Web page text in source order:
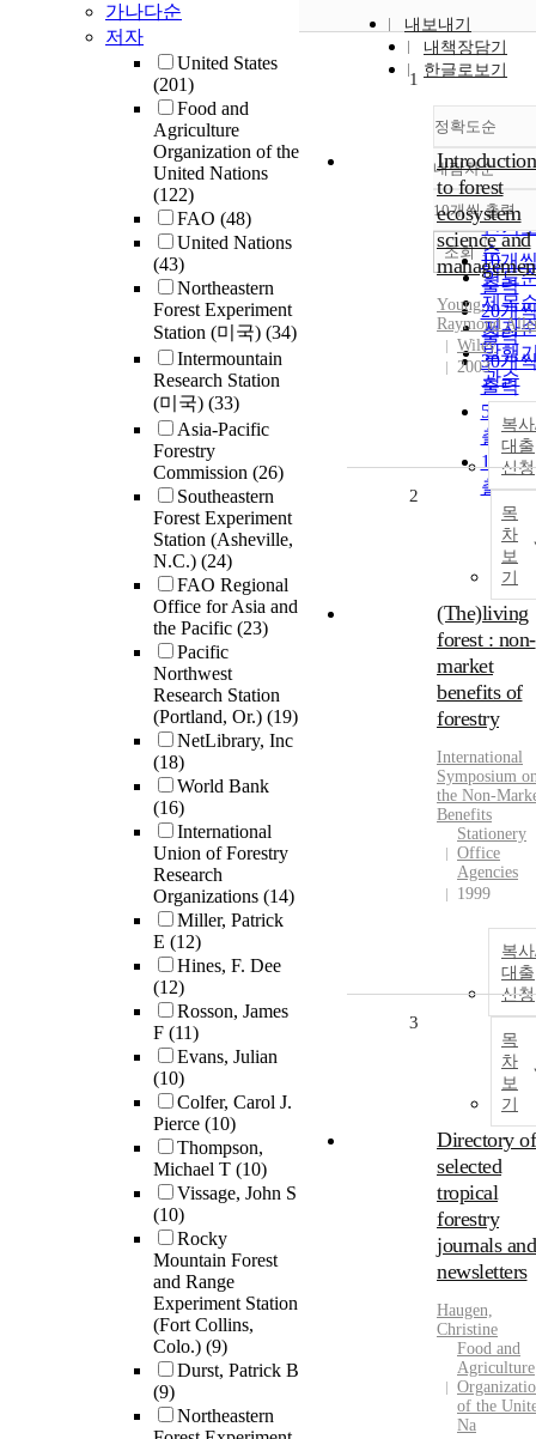
가나다순
저자
United States
(201)
Food and
Agriculture
Organization of the
United Nations
(122)
FAO (48)
United Nations
(43)
Northeastern
Forest Experiment
Station (미국) (34)
Intermountain
Research Station
(미국) (33)
Asia-Pacific
Forestry
Commission (26)
Southeastern
Forest Experiment
Station (Asheville,
N.C.) (24)
FAO Regional
Office for Asia and
the Pacific (23)
Pacific
Northwest
Research Station
(Portland, Or.) (19)
NetLibrary, Inc
(18)
World Bank
(16)
International
Union of Forestry
Research
Organizations (14)
Miller, Patrick
E (12)
Hines, F. Dee
(12)
Rosson, James
F (11)
Evans, Julian
(10)
Colfer, Carol J.
Pierce (10)
Thompson,
Michael T (10)
Vissage, John S
(10)
Rocky
Mountain Forest
and Range
Experiment Station
(Fort Collins,
Colo.) (9)
Durst, Patrick B
(9)
Northeastern
내보내기
내책장담기
한글로보기
정확도순
정확
순
인기
순
연도
제목
저자
발행
관순
내림차순
내림
10개씩 출력
10개
출력
20개
출력
30개
출력
50개
출력
100개
출력
조회
1
Introduction
to forest
ecosystem
science and
Young,
Raymond
Wiley
2003
복
대출
신청
목
차
보
기
2
(The)living
forest : non-
market
benefits of
forestry
International
Symposium
the Non-
Benefits
Stationery
Office
Agencies
1999
복
대출
신청
목
차
보
기
3
Directory of
selected
tropical
forestry
journals and
newsletters
Haugen,
Christine
Food and
Agriculture
of the
Na